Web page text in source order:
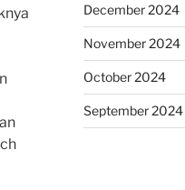
December 2024
November 2024
October 2024
September 2024